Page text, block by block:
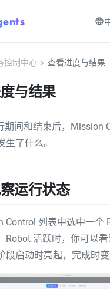
language
控制中心 chevron_right 查看进度与结果
与结果
期间和结束后，Mission
生了什么。
运行状态
Control 列表中选中一个
Robot 活跃时，你可以
段启动时亮起，完成时变